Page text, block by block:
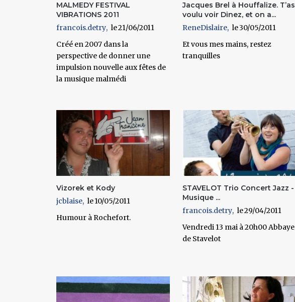
MALMEDY FESTIVAL
VIBRATIONS 2011
francois.detry
21/06/2011
Créé en 2007 dans la
perspective de donner une
impulsion nouvelle aux fêtes de
la musique malmédi
Jacques Brel à Houffalize. T’as
voulu voir Dinez, et on a...
ReneDislaire
30/05/2011
Et vous mes mains, restez
tranquilles
Vizorek et Kody
jcblaise
10/05/2011
Humour à Rochefort.
STAVELOT Trio Concert Jazz -
Musique ...
francois.detry
29/04/2011
Vendredi 13 mai à 20h00 Abbaye
de Stavelot